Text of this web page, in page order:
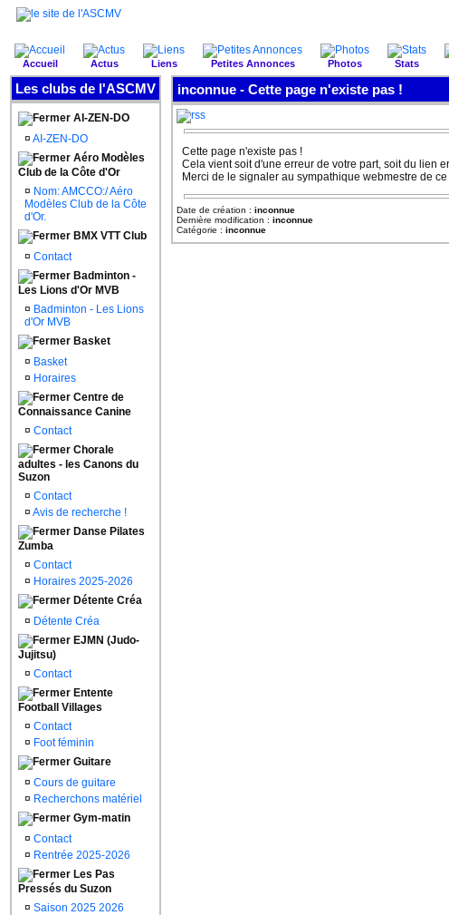
Accueil Actus Liens Petites Annonces Photos Stats
Les clubs de l'ASCMV
AI-ZEN-DO
¤ AI-ZEN-DO
Aéro Modèles
Club de la Côte d'Or
¤ Nom: AMCCO:/ Aéro
Modèles Club de la Côte
d'Or.
BMX VTT Club
¤ Contact
Badminton -
Les Lions d'Or MVB
¤ Badminton - Les Lions
d'Or MVB
Basket
¤ Basket
¤ Horaires
Centre de
Connaissance Canine
¤ Contact
Chorale
adultes - les Canons du
Suzon
¤ Contact
¤ Avis de recherche !
Danse Pilates
Zumba
¤ Contact
¤ Horaires 2025-2026
Détente Créa
¤ Détente Créa
EJMN (Judo-
Jujitsu)
¤ Contact
Entente
Football Villages
¤ Contact
¤ Foot féminin
Guitare
¤ Cours de guitare
¤ Recherchons matériel
Gym-matin
¤ Contact
¤ Rentrée 2025-2026
Les Pas
Pressés du Suzon
¤ Saison 2025 2026
inconnue - Cette page n'existe pas !
Cette page n'existe pas !
Cela vient soit d'une erreur de votre part, soit du lien
Merci de le signaler au sympathique webmestre de ce
Date de création : inconnue
Dernière modification : inconnue
Catégorie : inconnue